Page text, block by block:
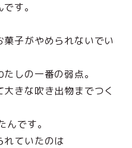
す。
子がやめられないでい
しの一番の弱点。
きな吹き出物までつく
です。
れていたのは